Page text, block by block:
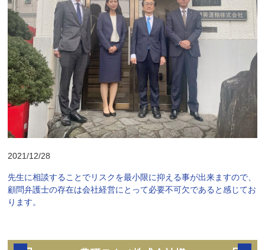
2021/12/28
先生に相談することでリスクを最小限に抑える事が出来ますので、
顧問弁護士の存在は会社経営にとって必要不可欠であると感じてお
ります。